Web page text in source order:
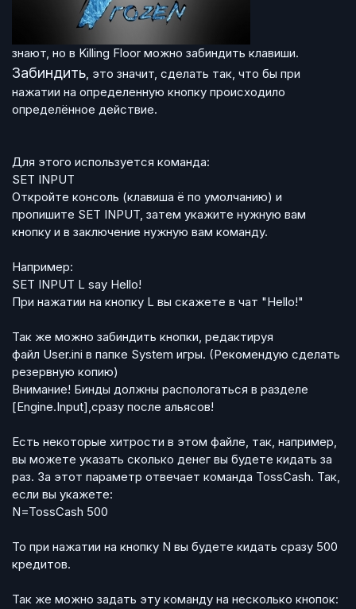
знают, но в Killing Floor можно забиндить клавиши.
Забиндить, это значит, сделать так, что бы при
нажатии на определенную кнопку происходило
определённое действие.
Для этого используется команда:
SET INPUT
Откройте консоль (клавиша ё по умолчанию) и
пропишите SET INPUT, затем укажите нужную вам
кнопку и в заключение нужную вам команду.
Например:
SET INPUT L say Hello!
При нажатии на кнопку L вы скажете в чат "Hello!"
Так же можно забиндить кнопки, редактируя
файл User.ini в папке System игры. (Рекомендую сделать
резервную копию)
Внимание! Бинды должны распологаться в разделе
[Engine.Input],сразу после альясов!
Есть некоторые хитрости в этом файле, так, например,
вы можете указать сколько денег вы будете кидать за
раз. За этот параметр отвечает команда TossCash. Так,
если вы укажете:
N=TossCash 500
То при нажатии на кнопку N вы будете кидать сразу 500
кредитов.
Так же можно задать эту команду на несколько кнопок: